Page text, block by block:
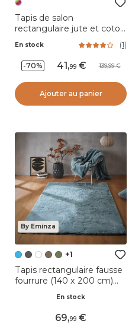
Tapis de salon
rectangulaire jute et coton
Multicolore
En stock (1)
-70% 41,99 139,99
Ajouter au panier
By Eminza
+1
Tapis rectangulaire fausse
fourrure (140 x 200 cm)
En stock
69,99